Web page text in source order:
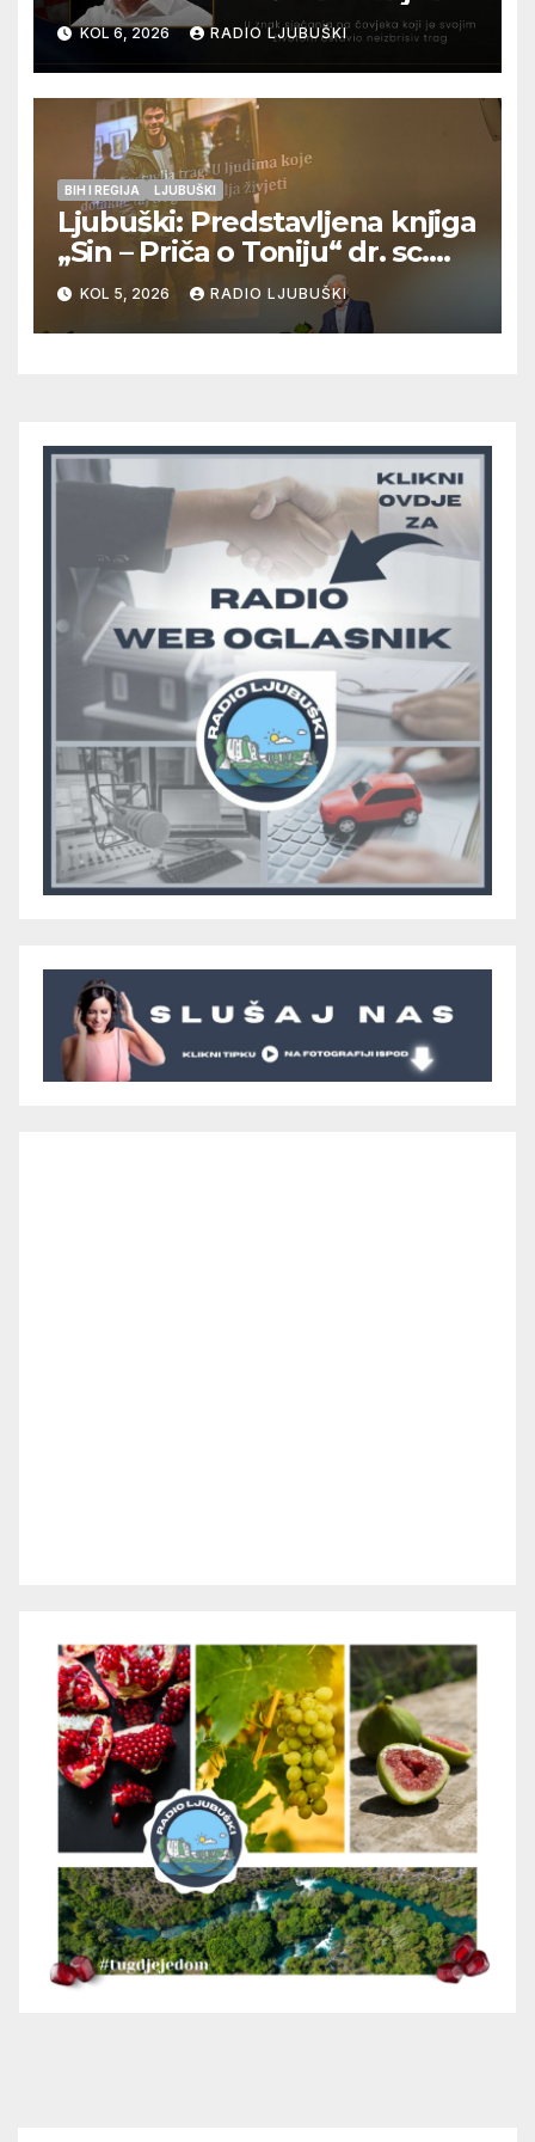
12. kolovoza u Otoku
KOL 6, 2026 RADIO LJUBUŠKI
BIH I REGIJA LJUBUŠKI
Ljubuški: Predstavljena knjiga
„Sin – Priča o Toniju“ dr. sc.
Zdenka Hercega
KOL 5, 2026 RADIO LJUBUŠKI